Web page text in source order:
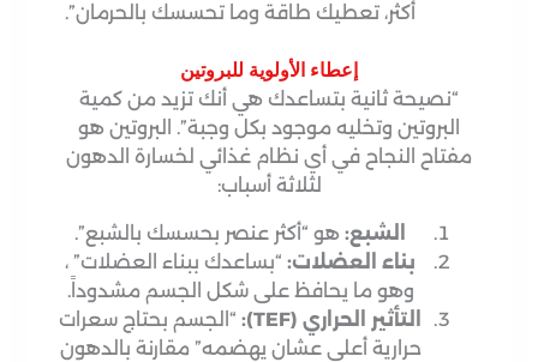
أكثر، تعطيك طاقة وما تحسسك بالحرمان”.
إعطاء الأولوية للبروتين
“نصيحة ثانية بتساعدك هي أنك تزيد من كمية
البروتين وتخليه موجود بكل وجبة”. البروتين هو
مفتاح النجاح في أي نظام غذائي لخسارة الدهون
لثلاثة أسباب:
الشبع: هو “أكثر عنصر بحسسك بالشبع”.
بناء العضلات: “بساعدك ببناء العضلات” ،
وهو ما يحافظ على شكل الجسم مشدوداً.
التأثير الحراري (TEF):
“الجسم بحتاج سعرات
حرارية أعلى عشان يهضمه” مقارنة بالدهون